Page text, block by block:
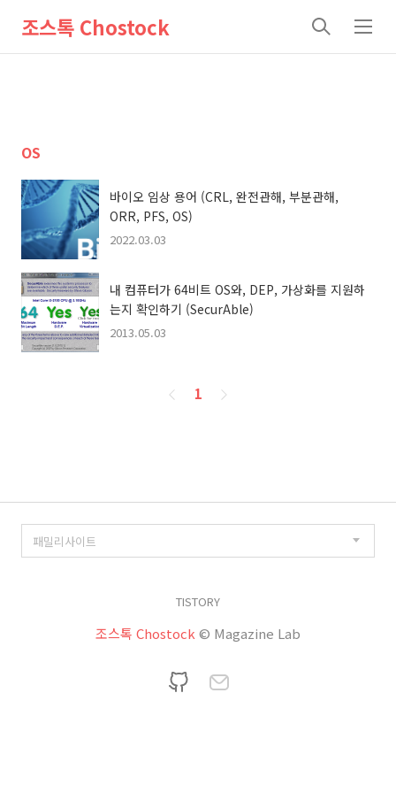
조스톡 Chostock
검
메
OS
바이오 임상 용어 (CRL, 완전관해, 부분관해,
ORR, PFS, OS)
2022.03.03
내 컴퓨터가 64비트 OS와, DEP, 가상화를 지원하
는지 확인하기 (SecurAble)
2013.05.03
페
1
TISTORY
조스톡 Chostock © Magazine Lab